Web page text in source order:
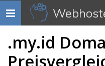
Navigation
anzeigen
.my.id